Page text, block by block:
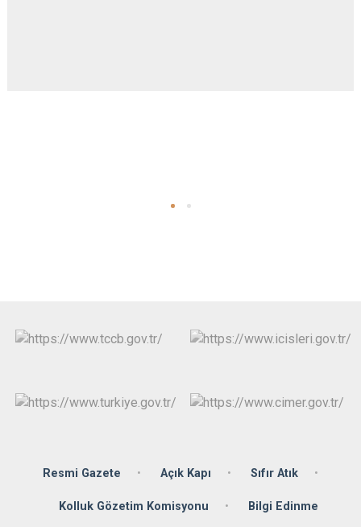
Resmi Gazete Açık Kapı Sıfır Atık
Kolluk Gözetim Komisyonu Bilgi Edinme